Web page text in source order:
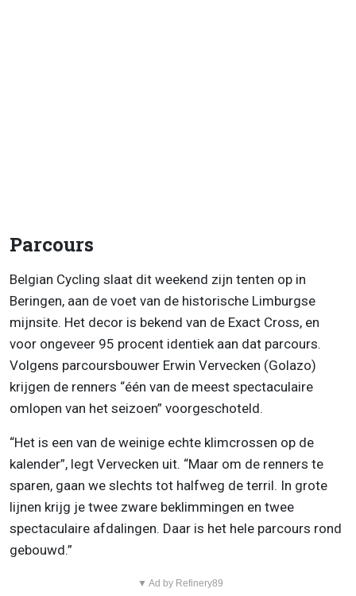
Parcours
Belgian Cycling slaat dit weekend zijn tenten op in
Beringen, aan de voet van de historische Limburgse
mijnsite. Het decor is bekend van de Exact Cross, en
voor ongeveer 95 procent identiek aan dat parcours.
Volgens parcoursbouwer Erwin Vervecken (Golazo)
krijgen de renners “één van de meest spectaculaire
omlopen van het seizoen” voorgeschoteld.
“Het is een van de weinige echte klimcrossen op de
kalender”, legt Vervecken uit. “Maar om de renners te
sparen, gaan we slechts tot halfweg de terril. In grote
lijnen krijg je twee zware beklimmingen en twee
spectaculaire afdalingen. Daar is het hele parcours rond
gebouwd.”
▼ Ad by Refinery89